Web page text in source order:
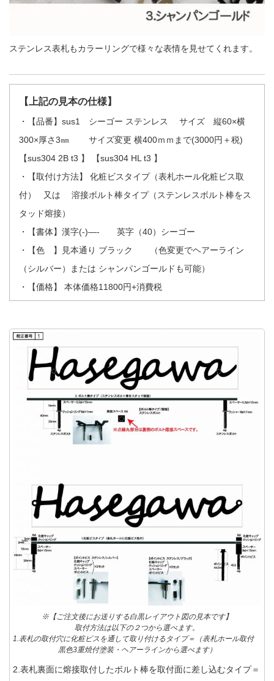
ステンレス表札もカラーリングで様々な表情を見せてくれます。
【上記の見本の仕様】
・【品番】sus1 シーゴー ステンレス サイズ 縦60×横
300×厚さ3㎜ サイズ変更 横400ｍｍまで(3000円＋税)
【sus304 2B t3 】 【sus304 HL t3 】
・【取付け方法】 化粧ビスタイプ（表札ホール化粧ビス取
付） 又は
溶接ボルト棒タイプ（ステンレスボルト棒をス
タッド熔接）
・【書体】漢字(-)—- 英字（40）シーゴー
・【色 】見本通り ブラック （色変更でヘアーライン
（シルバー）または シャンパンゴールドも可能）
・【価格】 本体価格11800円+消費税
※【ご注文後にお送りする白黒レイアウト図の見本です】
取付方法は以下の２つから選べます。
1.表札の取付穴に化粧ビスを通して取り付けるタイプ＝（表札ホール取付
黒色3重焼付塗装・ヘアーラインから選べます）
2.表札裏面に熔接取付したボルト棒を取付面に差し込むタイプ＝